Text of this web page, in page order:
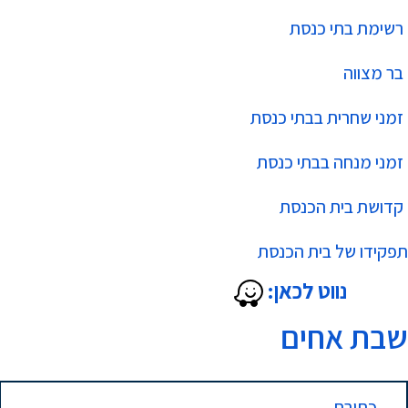
רשימת בתי כנסת
בר מצווה
זמני שחרית בבתי כנסת
זמני מנחה בבתי כנסת
קדושת בית הכנסת
תפקידו של בית הכנסת
נווט לכאן:
שבת אחים